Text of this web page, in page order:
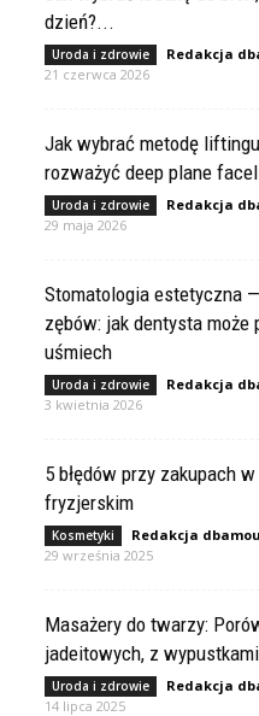
dzień?...
Uroda i zdrowie Redakcja
21 czerwca 2026
Jak wybrać metodę
rozważyć deep plane
Uroda i zdrowie Redakcja
29 maja 2026
Stomatologia estetyczna
zębów: jak dentysta
uśmiech
Uroda i zdrowie Redakcja
3 kwietnia 2026
5 błędów przy zakupach
fryzjerskim
Kosmetyki Redakcja
29 września 2025
Masażery do twarzy:
jadeitowych, z
Uroda i zdrowie Redakcja
14 lipca 2025